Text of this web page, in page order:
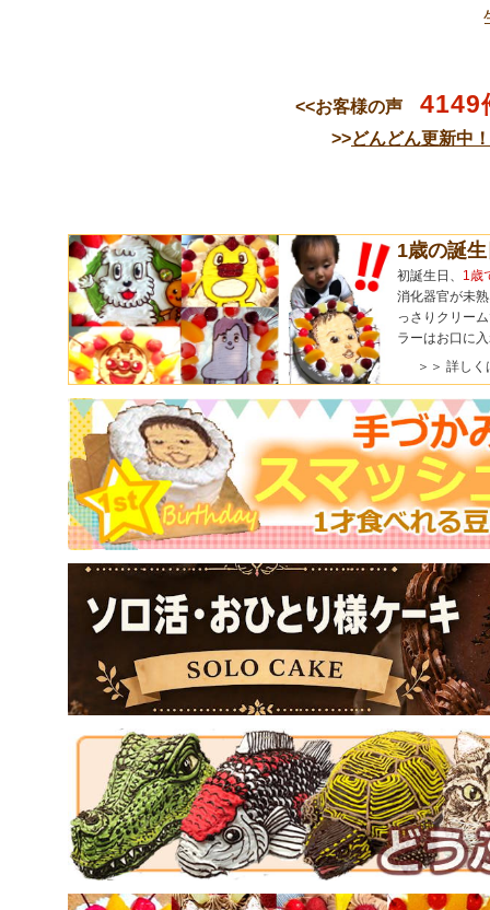
<<お客様の声 4149
>>どんどん更新中
1歳の誕
初誕生日、 1歳
消化器官が未
っさりクリー
ラーはお口に
＞＞ 詳しく